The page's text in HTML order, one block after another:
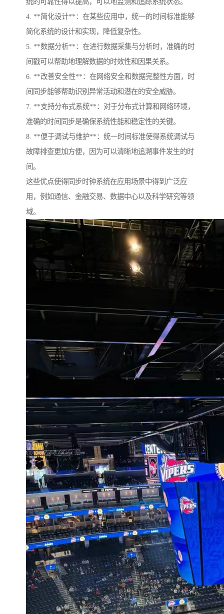
统的可靠性得以提高，可以地监测和追踪系统状态。
4. **简化设计**：在某些应用中，统一的时间标准能够
简化系统的设计和实现，降低复杂性。
5. **数据分析**：在进行数据采集与分析时，准确的时
间戳可以帮助地理解数据的时效性和因果关系。
6. **改善安全性**：在网络安全和数据完整性方面，时
间同步能够帮助识别异常活动和潜在的安全威胁。
7. **支持分布式系统**：对于分布式计算和网络环境，
准确的时间同步是确保系统性能和稳定性的关键。
8. **便于调试与维护**：统一时间标准使得系统调试与
故障排查更加方便，因为可以清晰地追溯事件发生的时
间。
这些优点使得同步时钟系统在应用场景中得到广泛应
用，例如通信、金融交易、数据中心以及科学研究等领
域。